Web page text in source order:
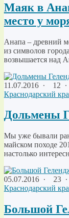
Маяк в
место у
Анапа – древний
из символов
возвышается над
11.07.2016 · 12 ·
Краснодарский
Дольмены
Мы уже бывали
майском походе
настолько
05.07.2016 · 23 ·
Краснодарский
Большой